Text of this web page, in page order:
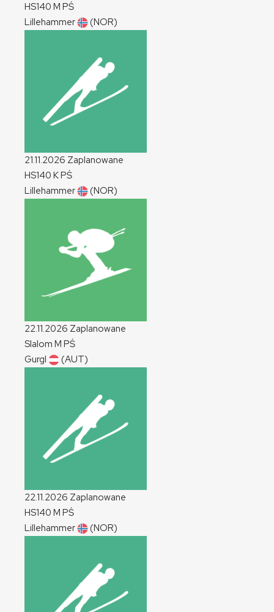
HS140 M PŚ
Lillehammer
(NOR)
21.11.2026 Zaplanowane
HS140 KPŚ
Lillehammer
(NOR)
22.11.2026 Zaplanowane
Slalom M PŚ
Gurgl
(AUT)
22.11.2026 Zaplanowane
HS140 M PŚ
Lillehammer
(NOR)